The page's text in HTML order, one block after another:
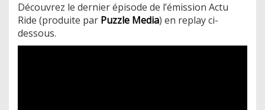
Découvrez le dernier épisode de l’émission Actu
Ride (produite par Puzzle Media) en replay ci-
dessous.